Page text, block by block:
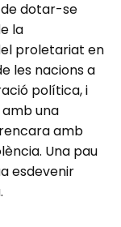
dotar-se
la
proletariat en
les nacions a
política, i
una
amb
Una pau
esdevenir